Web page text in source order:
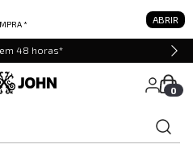
* ABRIR
48 horas*
0